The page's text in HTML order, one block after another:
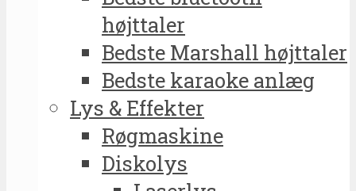
højttaler
Bedste Marshall højttaler
Bedste karaoke anlæg
Lys & Effekter
Røgmaskine
Diskolys